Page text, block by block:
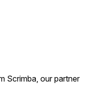
Scrimba, our partner